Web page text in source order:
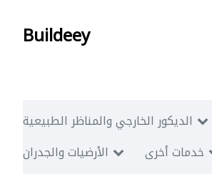
Buildeey
الديكور الخارجي والمناظر الطبيعية
الأرضيات والجدران
خدمات أخرى